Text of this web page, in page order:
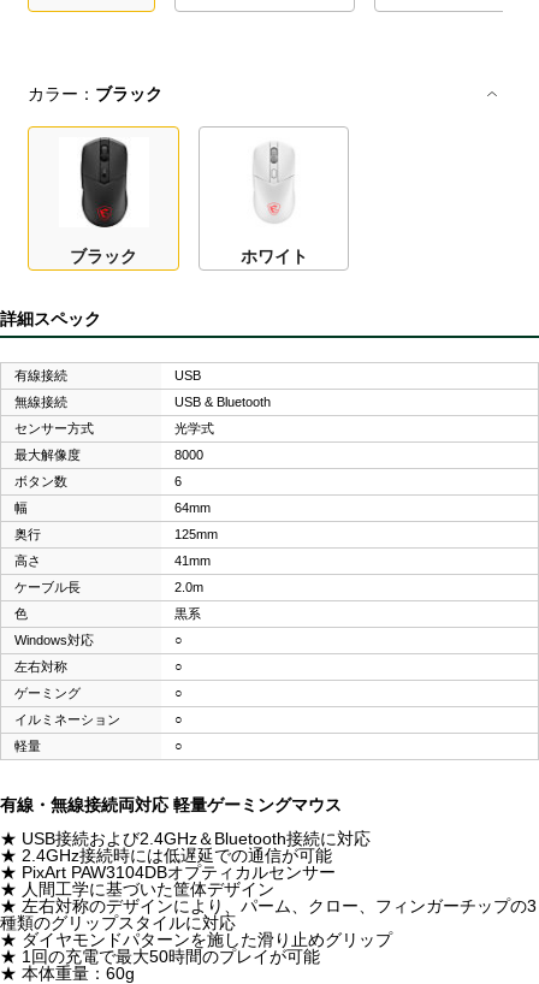
カラー： ブラック
ブラック ホワイト
詳細スペック
有線接続
USB
無線接続
USB & Bluetooth
センサー方式
光学式
最大解像度
8000
ボタン数
6
幅
64mm
奥行
125mm
高さ
41mm
ケーブル長
2.0m
色
黒系
Windows対応
○
左右対称
○
ゲーミング
○
イルミネーション
○
軽量
○
有線・無線接続両対応 軽量ゲーミングマウス
★ USB接続および2.4GHz＆Bluetooth接続に対応
★ 2.4GHz接続時には低遅延での通信が可能
★ PixArt PAW3104DBオプティカルセンサー
★ 人間工学に基づいた筐体デザイン
★ 左右対称のデザインにより、パーム、クロー、フィンガーチップの3
種類のグリップスタイルに対応
★ ダイヤモンドパターンを施した滑り止めグリップ
★ 1回の充電で最大50時間のプレイが可能
★ 本体重量：60g